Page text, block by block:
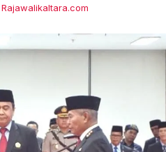
Rajawalikaltara.com